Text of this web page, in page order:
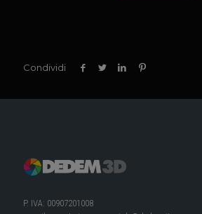
Condividi
P. IVA: 00907201008